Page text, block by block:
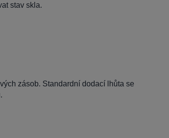
stav skla.
zásob. Standardní dodací lhůta se